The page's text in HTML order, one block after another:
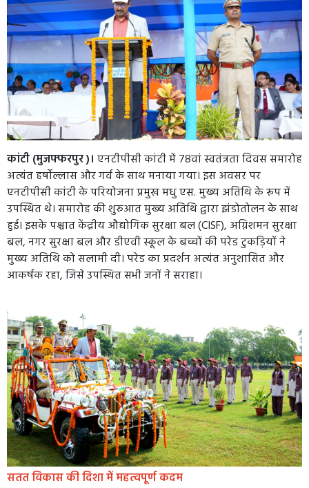
कांटी (मुजफ्फरपुर )। एनटीपीसी कांटी में 78वां स्वतंत्रता दिवस समारोह
अत्यंत हर्षोल्लास और गर्व के साथ मनाया गया। इस अवसर पर
एनटीपीसी कांटी के परियोजना प्रमुख मधु एस. मुख्य अतिथि के रूप में
उपस्थित थे। समारोह की शुरुआत मुख्य अतिथि द्वारा झंडोतोलन के साथ
हुई। इसके पश्चात केंद्रीय औद्योगिक सुरक्षा बल (CISF), अग्निशमन सुरक्षा
बल, नगर सुरक्षा बल और डीएवी स्कूल के बच्चों की परेड टुकड़ियों ने
मुख्य अतिथि को सलामी दी। परेड का प्रदर्शन अत्यंत अनुशासित और
आकर्षक रहा, जिसे उपस्थित सभी जनों ने सराहा।
सतत विकास की दिशा में महत्वपूर्ण कदम